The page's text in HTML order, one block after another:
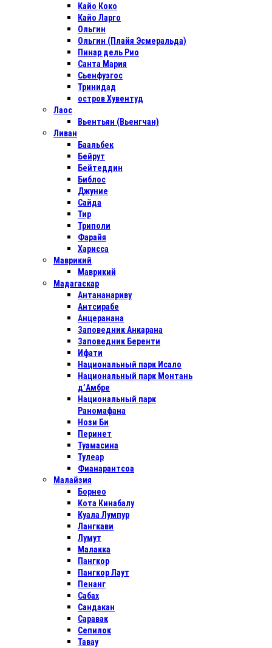
Кайо Коко
Кайо Ларго
Ольгин
Ольгин (Плайя Эсмеральда)
Пинар дель Рио
Санта Мария
Сьенфуэгос
Тринидад
остров Хувентуд
Лаос
Вьентьян (Вьенгчан)
Ливан
Баальбек
Бейрут
Бейтеддин
Библос
Джуние
Сайда
Тир
Триполи
Фарайя
Харисса
Маврикий
Маврикий
Мадагаскар
Антананариву
Антсирабе
Анцеранана
Заповедник Анкарана
Заповедник Беренти
Ифати
Национальный парк Исало
Национальный парк Монтань
д’Амбре
Национальный парк
Раномафана
Нози Би
Перинет
Туамасина
Тулеар
Фианарантсоа
Малайзия
Борнео
Кота Кинабалу
Куала Лумпур
Лангкави
Лумут
Малакка
Пангкор
Пангкор Лаут
Пенанг
Сабах
Сандакан
Саравак
Сепилок
Тавау